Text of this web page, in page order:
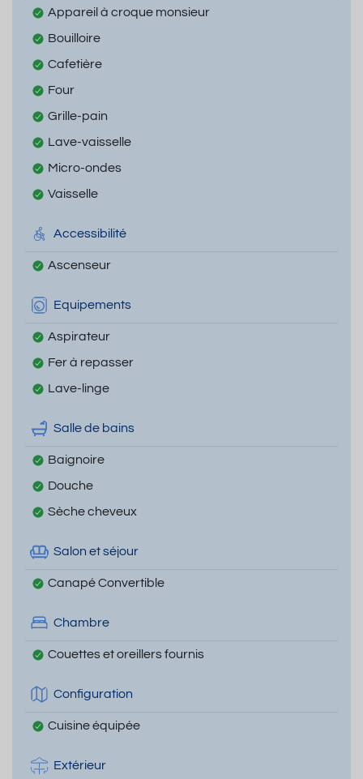
Appareil à croque monsieur
Bouilloire
Cafetière
Four
Grille-pain
Lave-vaisselle
Micro-ondes
Vaisselle
Accessibilité
Ascenseur
Equipements
Aspirateur
Fer à repasser
Lave-linge
Salle de bains
Baignoire
Douche
Sèche cheveux
Salon et séjour
Canapé Convertible
Chambre
Couettes et oreillers fournis
Configuration
Cuisine équipée
Extérieur